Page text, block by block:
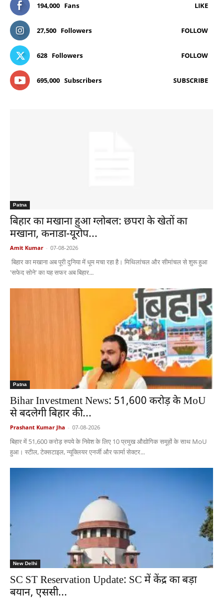
194,000 Fans LIKE
27,500 Followers FOLLOW
628 Followers FOLLOW
695,000 Subscribers SUBSCRIBE
Patna
बिहार का मखाना हुआ ग्लोबल: छपरा के खेतों का
मखाना, कनाडा-यूरोप...
Amit Kumar - 07-08-2026
बिहार का मखाना अब पूरी दुनिया में धूम मचा रहा है। मिथिलांचल और सीमांचल से शुरू हुआ
'सफेद सोने' का यह सफर अब बिहार...
Patna
Bihar Investment News: 51,600 करोड़ के MoU
से बदलेगी बिहार की...
Prashant Kumar Jha - 07-08-2026
बिहार में 51,600 करोड़ रुपये के निवेश के लिए 10 प्रमुख औद्योगिक समूहों के साथ MoU
हुआ। स्टील, टेक्सटाइल, न्यूक्लियर एनर्जी और फार्मा सेक्टर...
New Delhi
SC ST Reservation Update: SC में केंद्र का बड़ा
बयान, एससी...